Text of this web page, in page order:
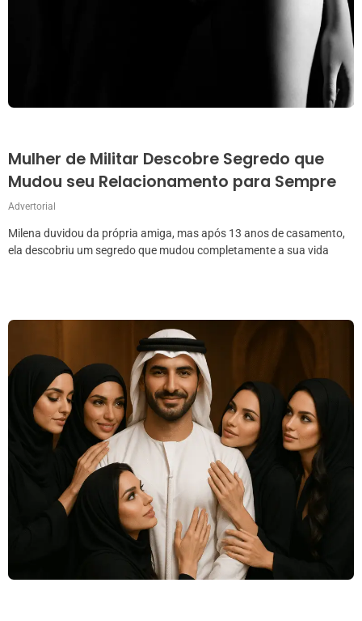
Mulher de Militar Descobre Segredo que
Mudou seu Relacionamento para Sempre
Advertorial
Milena duvidou da própria amiga, mas após 13 anos de casamento,
ela descobriu um segredo que mudou completamente a sua vida